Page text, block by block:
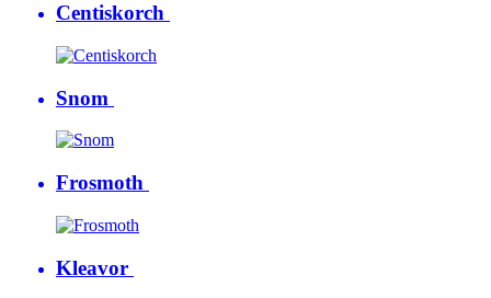
Centiskorch
Snom
Frosmoth
Kleavor